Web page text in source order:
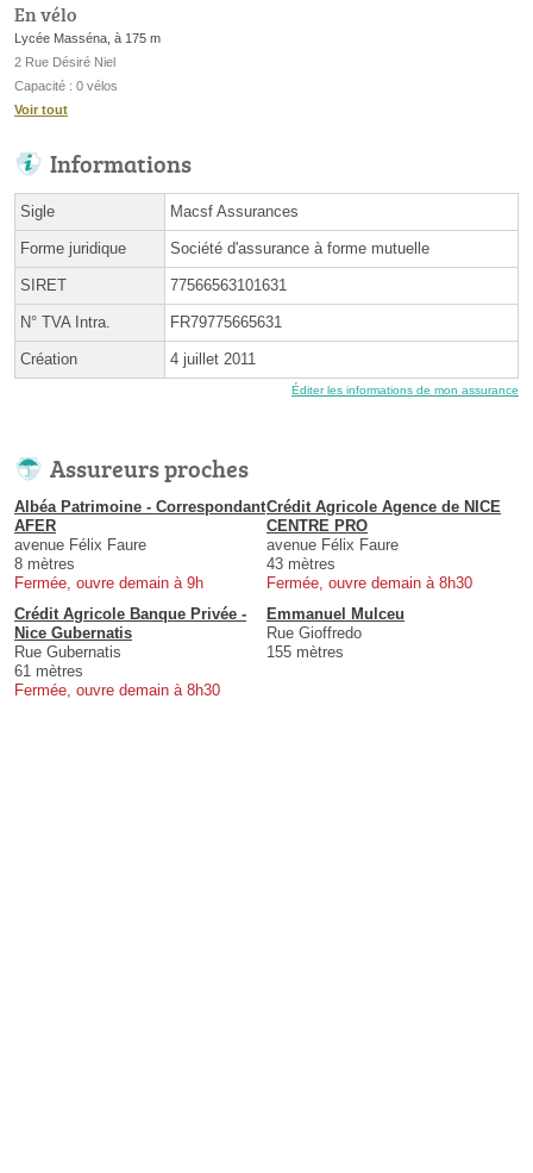
En vélo
Lycée Masséna, à 175 m
2 Rue Désiré Niel
Capacité : 0 vélos
Voir tout
Informations
Sigle Macsf Assurances
Forme juridique Société d'assurance à forme mutuelle
SIRET 77566563101631
N° TVA Intra. FR79775665631
Création 4 juillet 2011
Éditer les informations de mon assurance
Assureurs proches
Albéa Patrimoine - Correspondant
AFER
avenue Félix Faure
8 mètres
Fermée, ouvre demain à 9h
Crédit Agricole Agence de NICE
CENTRE PRO
avenue Félix Faure
43 mètres
Fermée, ouvre demain à 8h30
Crédit Agricole Banque Privée -
Nice Gubernatis
Rue Gubernatis
61 mètres
Fermée, ouvre demain à 8h30
Emmanuel Mulceu
Rue Gioffredo
155 mètres